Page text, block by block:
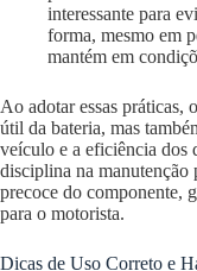
interessante para
forma, mesmo em
mantém em
Ao adotar essas práticas,
útil da bateria, mas
veículo e a eficiência dos
disciplina na manutenção
precoce do componente,
para o motorista.
Dicas de Uso Correto e